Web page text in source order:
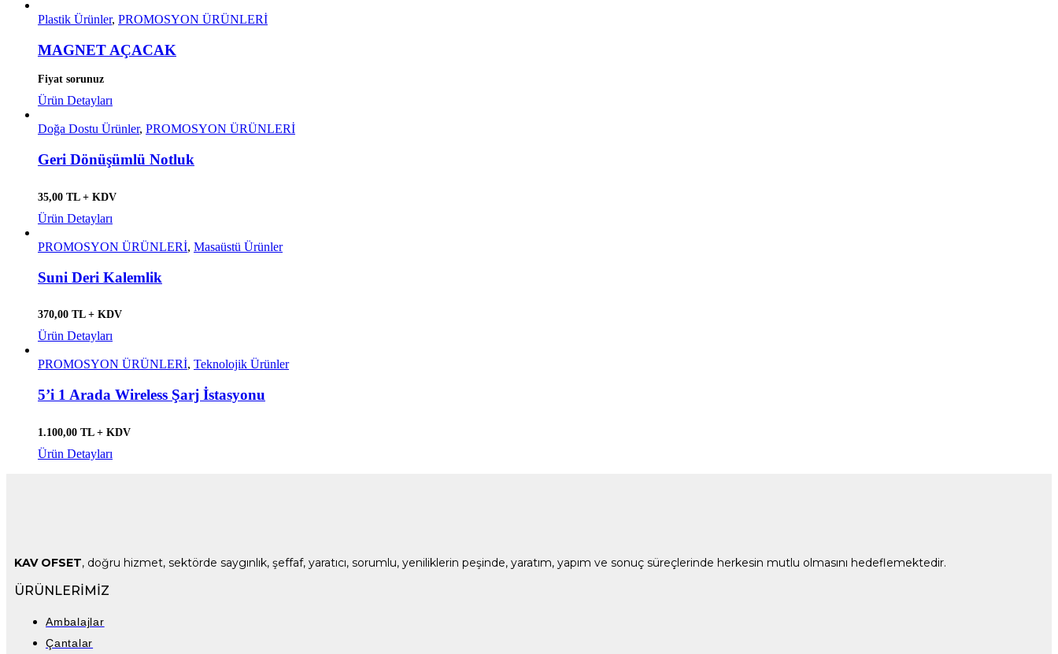
Plastik Ürünler, PROMOSYON ÜRÜNLERİ
MAGNET AÇACAK
Fiyat sorunuz
Ürün Detayları
Doğa Dostu Ürünler, PROMOSYON ÜRÜNLERİ
Geri Dönüşümlü Notluk
35,00 TL + KDV
Ürün Detayları
PROMOSYON ÜRÜNLERİ, Masaüstü Ürünler
Suni Deri Kalemlik
370,00 TL + KDV
Ürün Detayları
PROMOSYON ÜRÜNLERİ, Teknolojik Ürünler
5’i 1 Arada Wireless Şarj İstasyonu
1.100,00 TL + KDV
Ürün Detayları
KAV OFSET, doğru hizmet, sektörde saygınlık, şeffaf, yaratıcı, sorumlu, yeniliklerin peşinde, yaratım, yapım ve sonuç süreçlerinde herkesin mutlu olmasını hedeflemektedir.
ÜRÜNLERİMİZ
Ambalajlar
Çantalar